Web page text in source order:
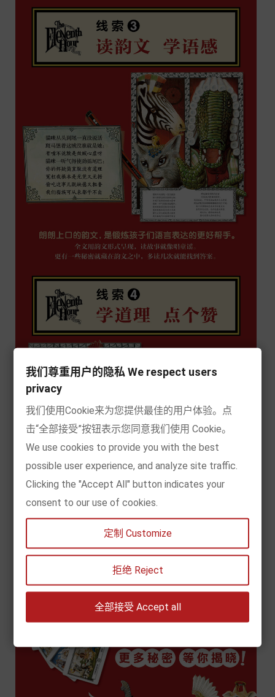
我们尊重用户的隐私 We respect users
privacy
我们使用Cookie来为您提供最佳的用户体验。点
击“全部接受”按钮表示您同意我们使用 Cookie。
We use cookies to provide you with the best
possible user experience, and analyze site traffic.
Clicking the "Accept All" button indicates your
consent to our use of cookies.
定制 Customize
拒绝 Reject
全部接受 Accept all